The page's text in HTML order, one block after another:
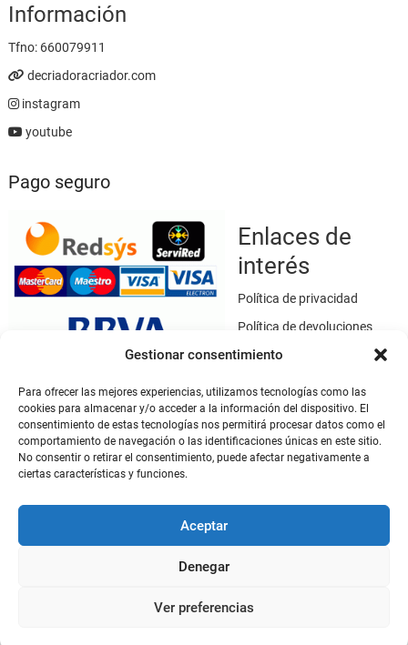
Gestionar consentimiento
Para ofrecer las mejores experiencias, utilizamos tecnologías como las
cookies para almacenar y/o acceder a la información del dispositivo. El
consentimiento de estas tecnologías nos permitirá procesar datos como el
comportamiento de navegación o las identificaciones únicas en este sitio.
No consentir o retirar el consentimiento, puede afectar negativamente a
ciertas características y funciones.
Aceptar
Denegar
Ver preferencias
Información
Tfno: 660079911
decriadoracriador.com
instagram
youtube
Pago seguro
Enlaces de
interés
Política de privacidad
Política de devoluciones
Política de cookies
Aviso legal
Este sitio web utiliza SSL / TLS como medio de seguridad para el
cifrado de datos.
Mi cuenta
Mi cuenta